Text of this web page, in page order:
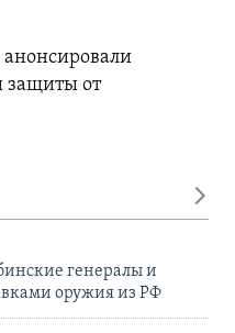
анонсировали
защиты от
генералы и
оружия из РФ